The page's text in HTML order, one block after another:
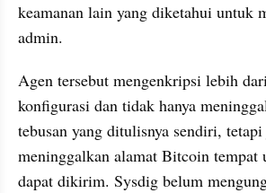
keamanan lain yang diketahui untuk
admin.
Agen tersebut mengenkripsi lebih
konfigurasi dan tidak hanya
tebusan yang ditulisnya sendiri,
meninggalkan alamat Bitcoin tempat
dapat dikirim. Sysdig belum